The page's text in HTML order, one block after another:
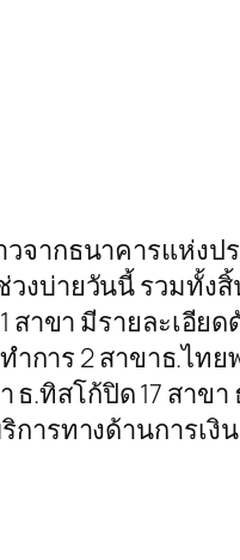
จากธนาคารแห่งป
บ่ายวันนี้ รวมทั้งสิ้
าขา มีรายละเอีย
การ 2 สาขาธ.ไท
.ทิสโก้ปิด 17 สาขา
ารทางด้านการเ